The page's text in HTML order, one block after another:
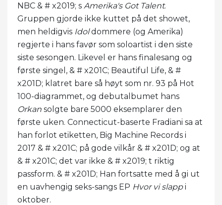
NBC & # x2019; s Amerika's Got Talent.
Gruppen gjorde ikke kuttet på det showet,
men heldigvis Idoldommere (og Amerika)
regjerte i hans favør som soloartist i den siste
siste sesongen. Likevel er hans finalesang og
første singel, & # x201C; Beautiful Life, & #
x201D; klatret bare så høyt som nr. 93 på Hot
100-diagrammet, og debutalbumet hans
Orkan solgte bare 5000 eksemplarer den
første uken. Connecticut-baserte Fradiani sa at
han forlot etiketten, Big Machine Records i
2017 & # x201C; på gode vilkår & # x201D; og at
& # x201C; det var ikke & # x2019; t riktig
passform. & # x201D; Han fortsatte med å gi ut
en uavhengig seks-sangs EP Hvor vi slappi
oktober.